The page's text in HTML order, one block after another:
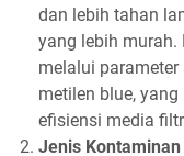
dan lebih tahan
yang lebih
melalui
metilen blue,
efisiensi media
Jenis